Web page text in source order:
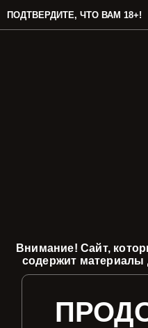
ПОДТВЕРДИТЕ, ЧТО ВАМ 18+!
Внимание! Сайт,
содержит материалы